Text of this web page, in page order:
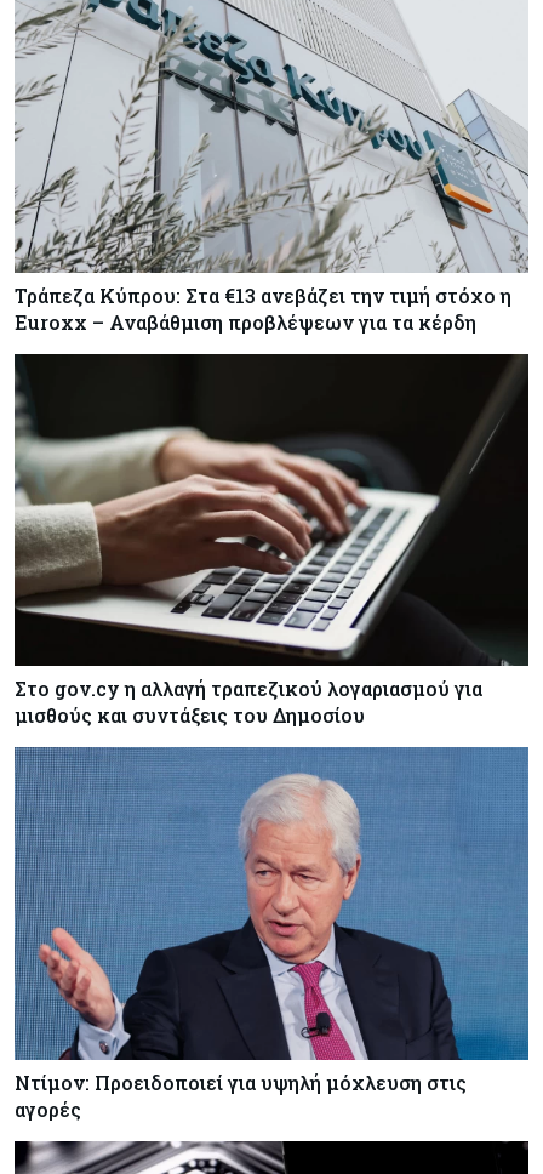
Τράπεζα Κύπρου: Στα €13 ανεβάζει την τιμή στόχο η
Euroxx – Αναβάθμιση προβλέψεων για τα κέρδη
Στο gov.cy η αλλαγή τραπεζικού λογαριασμού για
μισθούς και συντάξεις του Δημοσίου
Ντίμον: Προειδοποιεί για υψηλή μόχλευση στις
αγορές